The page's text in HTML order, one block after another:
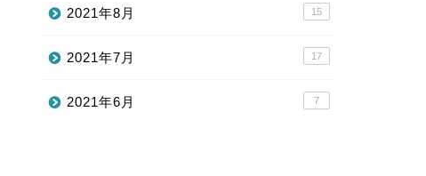
2021年8月 15
2021年7月 17
2021年6月 7